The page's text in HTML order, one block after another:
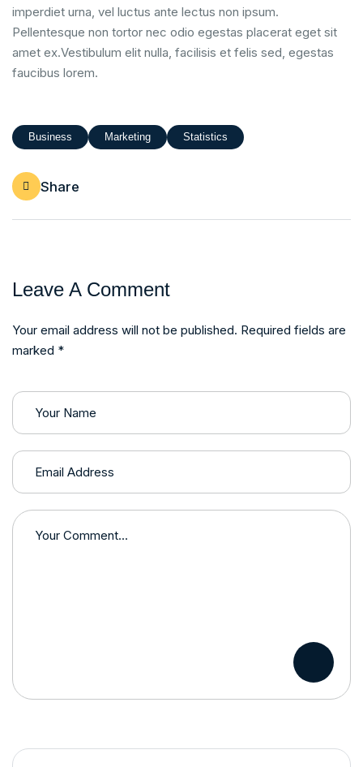
imperdiet urna, vel luctus ante lectus non ipsum.
Pellentesque non tortor nec odio egestas placerat eget sit
amet ex.Vestibulum elit nulla, facilisis et felis sed, egestas
faucibus lorem.
Business Marketing Statistics
Share
Leave A Comment
Your email address will not be published. Required fields are
marked *